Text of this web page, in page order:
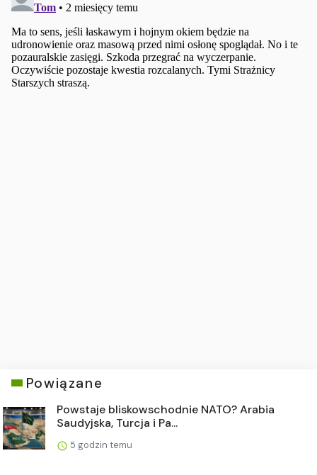
Powiązane
Powstaje bliskowschodnie NATO? Arabia
Saudyjska, Turcja i Pa...
5 godzin temu